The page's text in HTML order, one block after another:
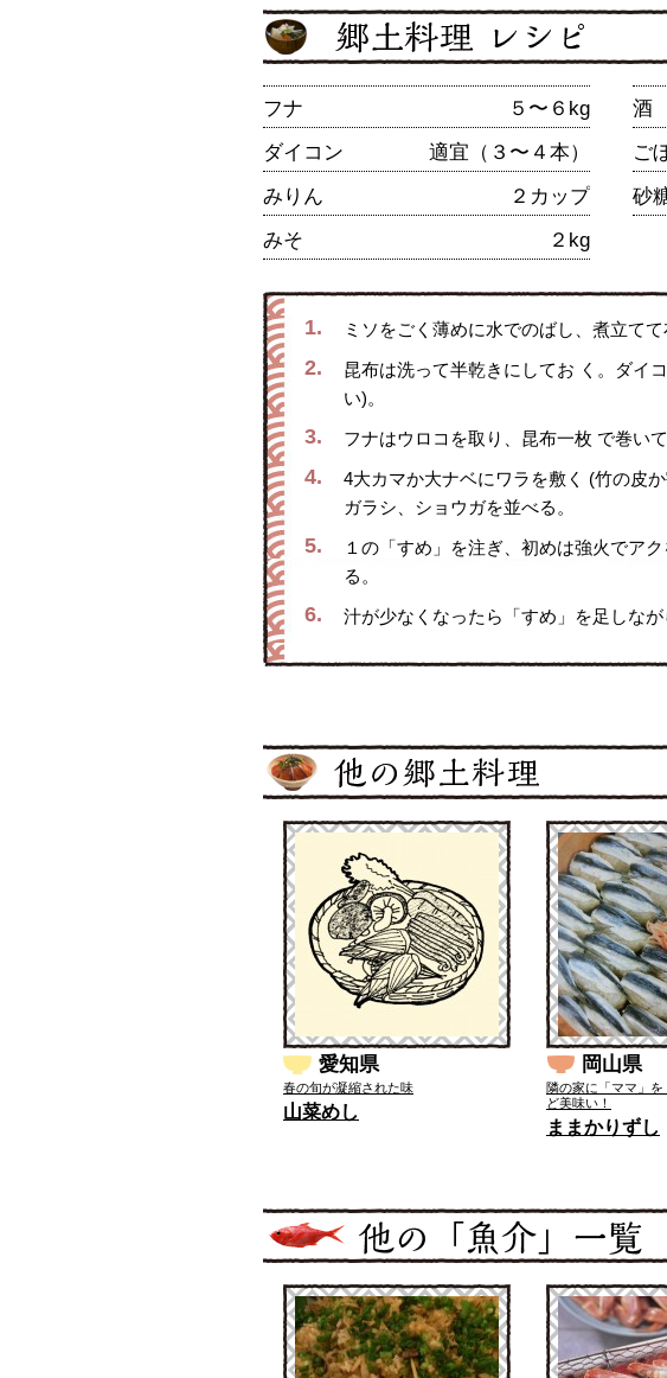
フナ ５〜６kg 酒
ダイコン
適宜（３〜４本） ご
みりん
２カップ 砂
みそ
２kg
1. ミソをごく薄めに水でのばし、煮立て
2.
昆布は洗って半乾きにしてお く。ダイ
い)。
3. フナはウロコを取り、昆布一枚 で巻いて
4.
4大カマか大ナベにワラを敷く (竹の皮
ガラシ、ショウガを並べる。
5.
１の「すめ」を注ぎ、初めは強火でア
る。
6. 汁が少なくなったら「すめ」を足しなが
愛知県
春の旬が凝縮された味
山菜めし
岡山県
隣の家に「ママ」
ど美味い！
ままかりずし